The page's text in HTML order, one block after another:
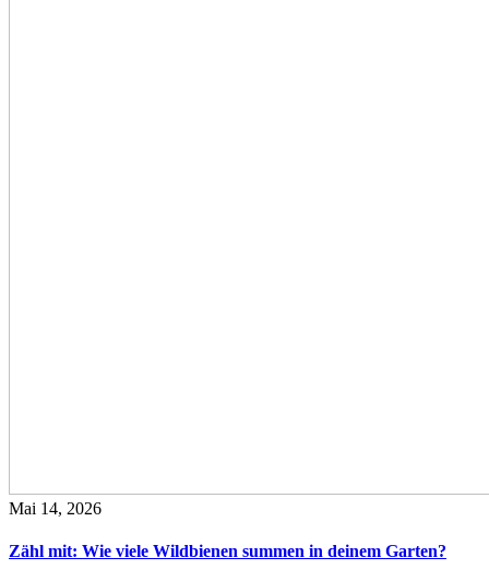
Mai 14, 2026
Zähl mit: Wie viele Wildbienen summen in deinem Garten?